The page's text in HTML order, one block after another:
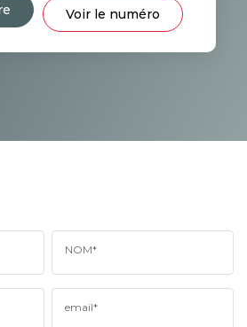
Voir le numéro
NOM*
email*